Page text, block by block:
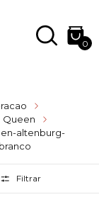
0
Queen
altenburg-
Filtrar